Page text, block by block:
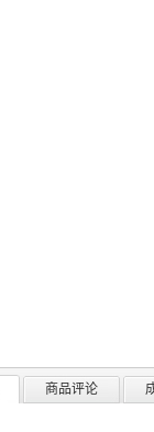
商品评论